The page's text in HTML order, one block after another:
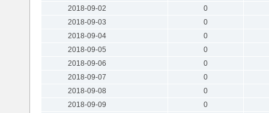
2018-09-02
0
2018-09-03
0
2018-09-04
0
2018-09-05
0
2018-09-06
0
2018-09-07
0
2018-09-08
0
2018-09-09
0